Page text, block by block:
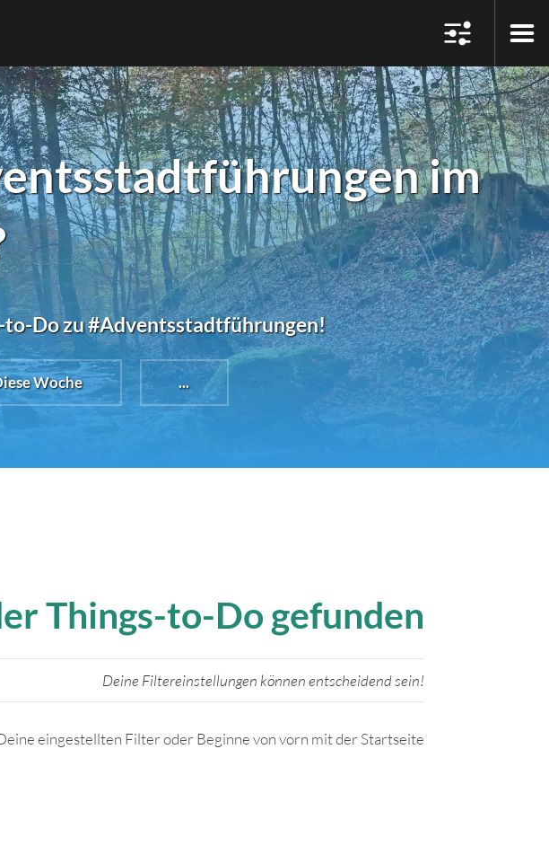
im
to-Do zu #Adventsstadtführungen!
Woche ...
Things-to-Do gefunden
Deine Filtereinstellungen können entscheidend sein!
eingestellten Filter oder Beginne von vorn mit der Startseite